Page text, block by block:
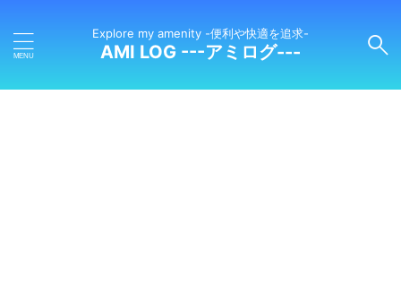
Explore my amenity -便利や快適を追求-
AMI LOG ---アミログ---